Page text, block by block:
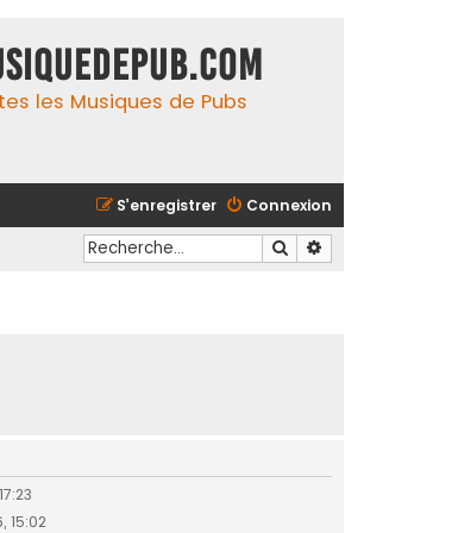
les Musiques de Pubs
Connexion
S’enregistrer
Rechercher
15:02